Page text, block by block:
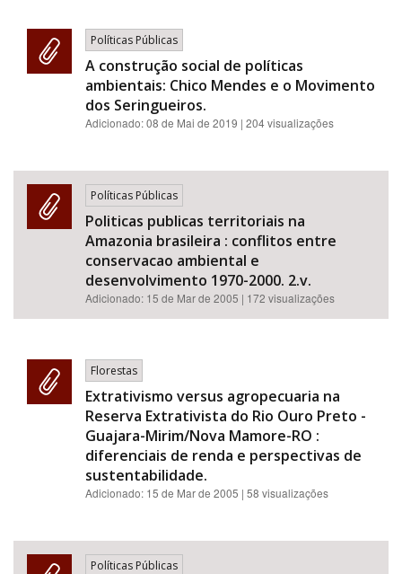
Políticas Públicas
A construção social de políticas
ambientais: Chico Mendes e o Movimento
dos Seringueiros.
Adicionado:08 de Mai de 2019 | 204 visualizações
Políticas Públicas
Politicas publicas territoriais na
Amazonia brasileira : conflitos entre
conservacao ambiental e
desenvolvimento 1970-2000. 2.v.
Adicionado: 15 de Mar de 2005 | 172 visualizações
Florestas
Extrativismo versus agropecuaria na
Reserva Extrativista do Rio Ouro Preto -
Guajara-Mirim/Nova Mamore-RO :
diferenciais de renda e perspectivas de
sustentabilidade.
Adicionado: 15 de Mar de 2005 | 58 visualizações
Políticas Públicas